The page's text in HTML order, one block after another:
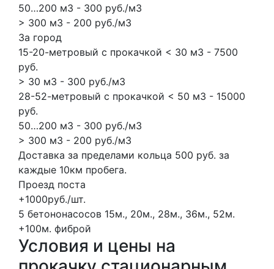
50…200 м3 - 300 руб./м3
> 300 м3 - 200 руб./м3
За город
15-20-метровый с прокачкой < 30 м3 - 7500
руб.
> 30 м3 - 300 руб./м3
28-52-метровый с прокачкой < 50 м3 - 15000
руб.
50…200 м3 - 300 руб./м3
> 300 м3 - 200 руб./м3
Доставка за пределами кольца 500 руб. за
каждые 10км пробега.
Проезд поста
+1000руб./шт.
5 бетононасосов 15м., 20м., 28м., 36м., 52м.
+100м. фиброй
Условия и цены на